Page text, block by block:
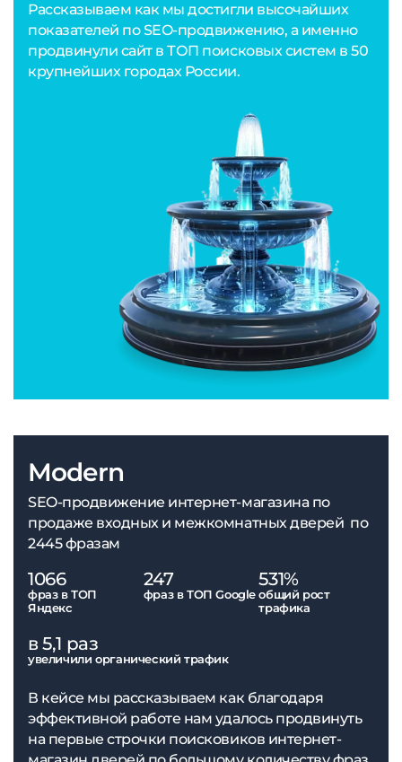
Рассказываем как мы достигли высочайших
показателей по SEO-продвижению, а именно
продвинули сайт в ТОП поисковых систем в 50
крупнейших городах России.
Modern
SEO-продвижение интернет-магазина по
продаже входных и межкомнатных дверей по
2445 фразам
1066
фраз в ТОП
Яндекс
247
фраз в ТОП Google
531%
общий рост
трафика
в 5,1 раз
увеличили органический трафик
В кейсе мы рассказываем как благодаря
эффективной работе нам удалось продвинуть
на первые строчки поисковиков интернет-